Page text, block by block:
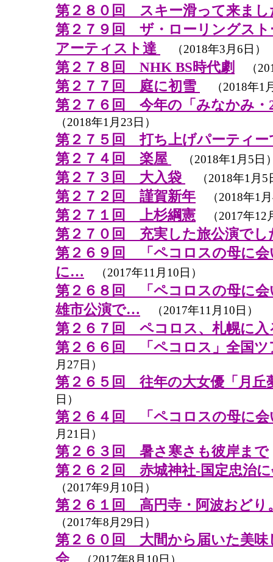
第２８０回 スキー滑って来ま
第２７９回 ザ・ローリングスト
アーティスト達
（2018年3月6日）
第２７８回 NHK BS時代劇 （
第２７７回 庭に初雪 （2018年1
第２７６回 今年の「みなかみ・
（2018年1月23日）
第２７５回 打ち上げパーティ
第２７４回 楽屋
（2018年1月5日
第２７３回 大入袋 （2018年1月5
第２７２回 謹賀新年 （2018年1
第２７１回 上杉綱憲 （2017年12
第２７０回 充実した旅公演でし
第２６９回 「ペコロスの母に会
に… （2017年11月10日）
第２６８回 「ペコロスの母に会
雄市公演で… （2017年11月10日）
第２６７回 ペコロス、札幌に入
第２６６回 「ペコロス」全国ツ
月27日）
第２６５回 往年の大女優「月丘
日）
第２６４回 「ペコロスの母に会
月21日）
第２６３回 暑さ寒さも彼岸まで
第２６２回 赤城神社-国定忠治
（2017年9月10日）
第２６１回 高円寺・阿波おどり
（2017年8月29日）
第２６０回 大間から届いた美味
会（2017年8月10日）